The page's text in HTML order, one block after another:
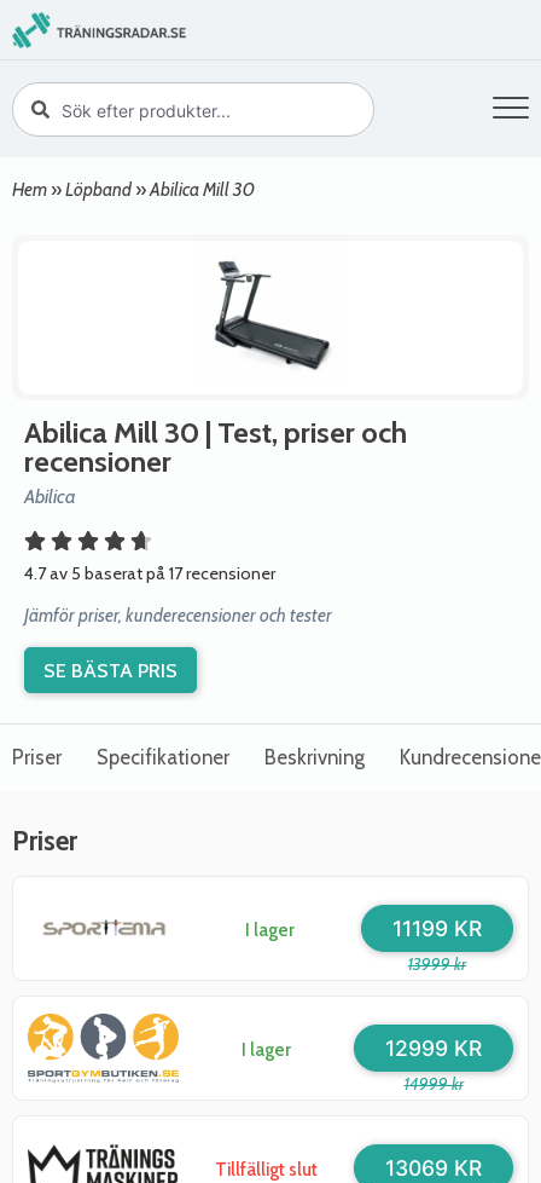
Hem »Löpband »Abilica Mill 30
Abilica Mill 30 | Test, priser och
recensioner
Abilica
4.7 av 5 baserat på 17 recensioner
Jämför priser, kunderecensioner och tester
SE BÄSTA PRIS
Priser Specifikationer Beskrivning
Priser
I lager
13999 kr
11199 KR
I lager
14999 kr
12999 KR
Tillfälligt slut 13069 KR